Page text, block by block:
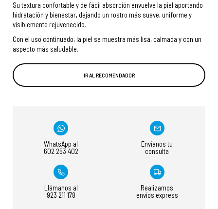
Su textura confortable y de fácil absorción envuelve la piel aportando
hidratación y bienestar, dejando un rostro más suave, uniforme y
visiblemente rejuvenecido.
Con el uso continuado, la piel se muestra más lisa, calmada y con un
aspecto más saludable.
IR AL RECOMENDADOR
WhatsApp al
602 253 402
Envíanos tu
consulta
Llámanos al
923 211 178
Realizamos
envíos express